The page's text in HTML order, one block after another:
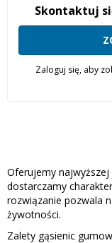
Skontaktuj
Zaloguj się, aby
Oferujemy
dostarczamy
rozwiązanie pozwala
żywotności.
Zalety gąsienic